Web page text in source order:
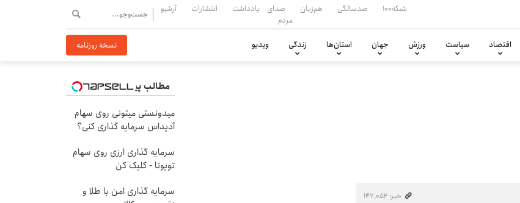
شبکه۱۰۰ صدسالگی هم‌زبان
صدای
مردم
یادداشت انتشارات آرشیو
اقتصاد سیاست ورزش جهان استان‌ها زندگی ویدیو نسخه روزنامه
خبر: ۱۴۷٬۰۵۲
مطالب پیشنهادی
میدونستی میتونی روی سهام
آدیداس سرمایه گذاری کنی؟
سرمایه گذاری ارزی روی سهام
تویوتا - کلیک کن
سرمایه گذاری امن با طلا و